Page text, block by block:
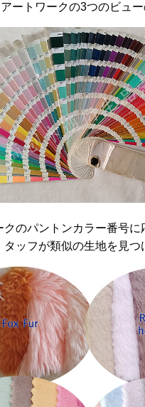
アートワークの3つのビュー
クのパントンカラー番号に
タッフが類似の生地を見つ